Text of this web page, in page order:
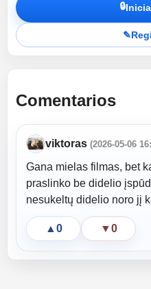
🔒
✎
Comentarios
viktoras (2026-05-06
Gana mielas filmas, bet
praslinko be didelio
nesukeltų didelio noro jį
▲ 0 ▼0